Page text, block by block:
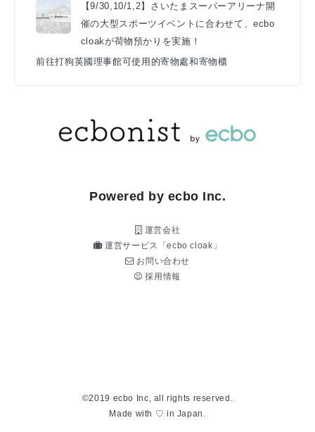
【9/30,10/1,2】さいたまスーパーアリーナ開
催の大型スポーツイベントに合わせて、ecbo
cloakが荷物預かりを実施！
前往打狗英國理事館可使用的寄物處和寄物櫃
Powered by ecbo Inc.
運営会社
運営サービス「ecbo cloak」
お問い合わせ
採用情報
©2019 ecbo Inc, all rights reserved.
Made with ♡ in Japan.